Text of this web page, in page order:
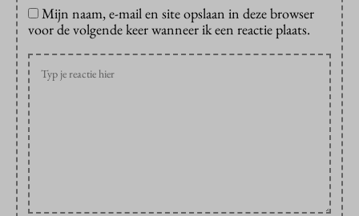
Mijn naam, e-mail en site opslaan in deze browser
voor de volgende keer wanneer ik een reactie plaats.